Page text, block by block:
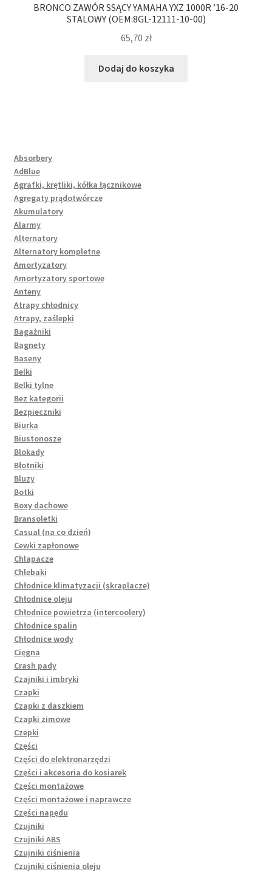
BRONCO ZAWÓR SSĄCY YAMAHA YXZ 1000R ’16-20
STALOWY (OEM:8GL-12111-10-00)
65,70 zł
Dodaj do koszyka
Absorbery
AdBlue
Agrafki, krętliki, kółka łącznikowe
Agregaty prądotwórcze
Akumulatory
Alarmy
Alternatory
Alternatory kompletne
Amortyzatory
Amortyzatory sportowe
Anteny
Atrapy chłodnicy
Atrapy, zaślepki
Bagażniki
Bagnety
Baseny
Belki
Belki tylne
Bez kategorii
Bezpieczniki
Biurka
Biustonosze
Blokady
Błotniki
Bluzy
Botki
Boxy dachowe
Bransoletki
Casual (na co dzień)
Cewki zapłonowe
Chlapacze
Chlebaki
Chłodnice klimatyzacji (skraplacze)
Chłodnice oleju
Chłodnice powietrza (intercoolery)
Chłodnice spalin
Chłodnice wody
Cięgna
Crash pady
Czajniki i imbryki
Czapki
Czapki z daszkiem
Czapki zimowe
Czepki
Części
Części do elektronarzędzi
Części i akcesoria do kosiarek
Części montażowe
Części montażowe i naprawcze
Części napędu
Czujniki
Czujniki ABS
Czujniki ciśnienia
Czujniki ciśnienia oleju